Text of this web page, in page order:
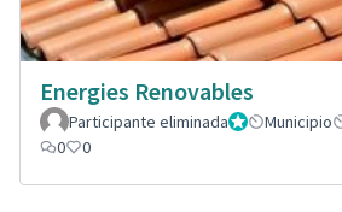
Energies Renovables
Participante eliminadaAdministrador
Municipio
0
0